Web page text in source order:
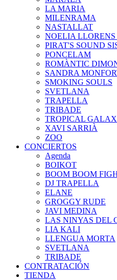
LA MARIA
MILENRAMA
NASTALLAT
NOELIA
PIRAT'S SOUND
PONCELAM
ROMÀNTIC
SANDRA
SMOKING SOULS
SVETLANA
TRAPELLA
TRIBADE
TROPICAL
XAVI SARRIÀ
ZOO
CONCIERTOS
Agenda
BOIKOT
BOOM BOOM
DJ TRAPELLA
ELANE
GROGGY RUDE
JAVI MEDINA
LAS NINYAS DEL
LIA KALI
LLENGUA MORTA
SVETLANA
TRIBADE
CONTRATACIÓN
TIENDA